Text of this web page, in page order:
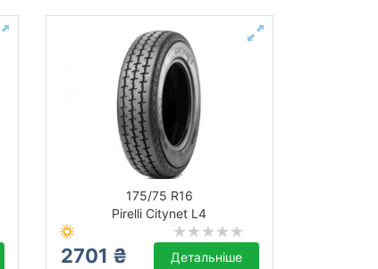
175/75 R16
Pirelli Citynet L4
2701 ₴ Детальніше